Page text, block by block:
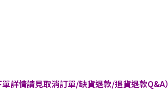
單詳情請見取消訂單/缺貨退款/退貨退款Q&A）